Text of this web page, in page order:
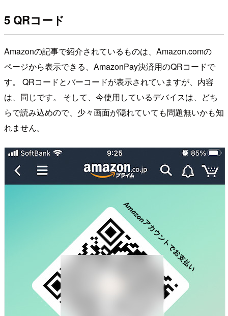
5 QRコード
Amazonの記事で紹介されているものは、Amazon.comの
ページから表示できる、AmazonPay決済用のQRコードで
す。 QRコードとバーコードが表示されていますが、内容
は、同じです。 そして、今使用しているデバイスは、どち
らで読み込めので、少々画面が隠れていても問題無いかも知
れません。